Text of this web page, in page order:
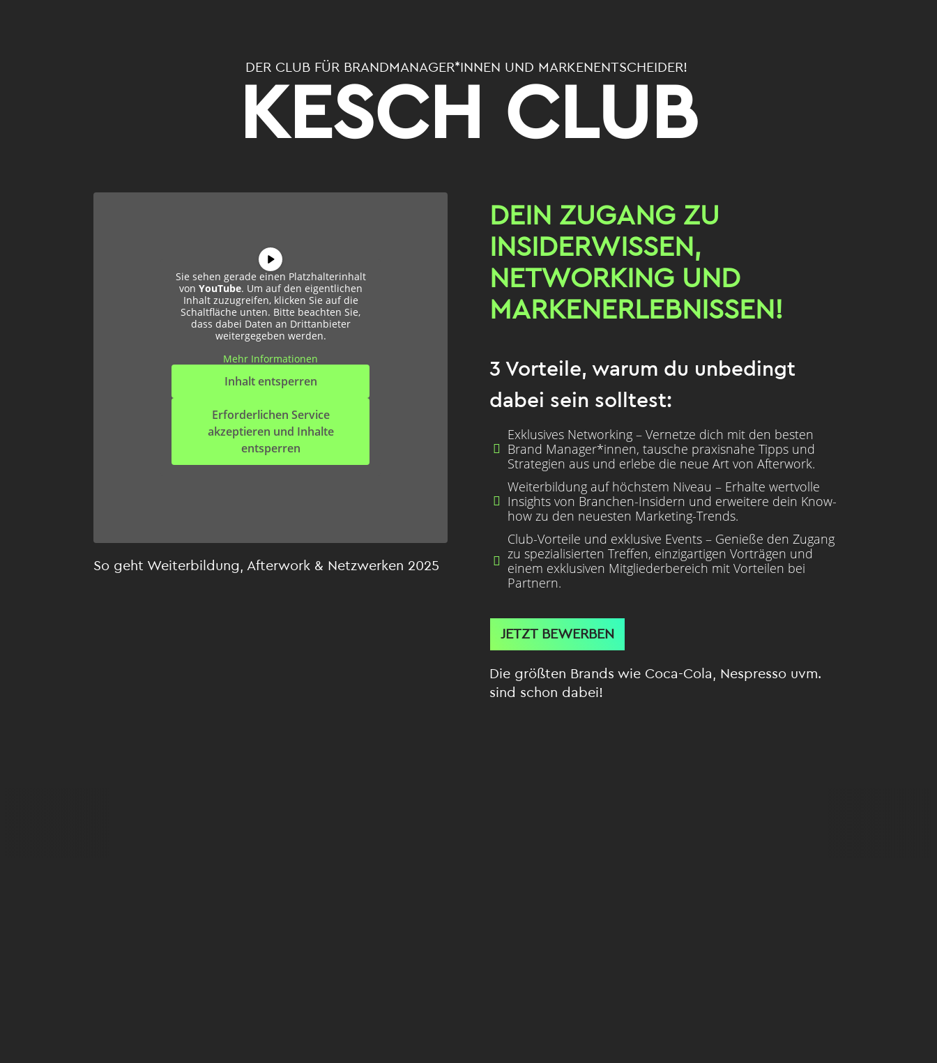
DER CLUB FÜR BRANDMANAGER*INNEN UND MARKENENTSCHEIDER!
KESCH CLUB
Sie sehen gerade einen Platzhalterinhalt
von YouTube. Um auf den eigentlichen
Inhalt zuzugreifen, klicken Sie auf die
Schaltfläche unten. Bitte beachten Sie,
dass dabei Daten an Drittanbieter
weitergegeben werden.
Mehr Informationen
Inhalt entsperren
Erforderlichen Service
akzeptieren und Inhalte
entsperren
So geht Weiterbildung, Afterwork & Netzwerken 2025
DEIN ZUGANG ZU
INSIDERWISSEN,
NETWORKING UND
MARKENERLEBNISSEN!
3 Vorteile, warum du unbedingt
dabei sein solltest:

Exklusives Networking – Vernetze dich mit den besten
Brand Manager*innen, tausche praxisnahe Tipps und
Strategien aus und erlebe die neue Art von Afterwork.

Weiterbildung auf höchstem Niveau – Erhalte wertvolle
Insights von Branchen-Insidern und erweitere dein Know-
how zu den neuesten Marketing-Trends.

Club-Vorteile und exklusive Events – Genieße den Zugang
zu spezialisierten Treffen, einzigartigen Vorträgen und
einem exklusiven Mitgliederbereich mit Vorteilen bei
Partnern.
JETZT BEWERBEN
Die größten Brands wie Coca-Cola, Nespresso uvm.
sind schon dabei!